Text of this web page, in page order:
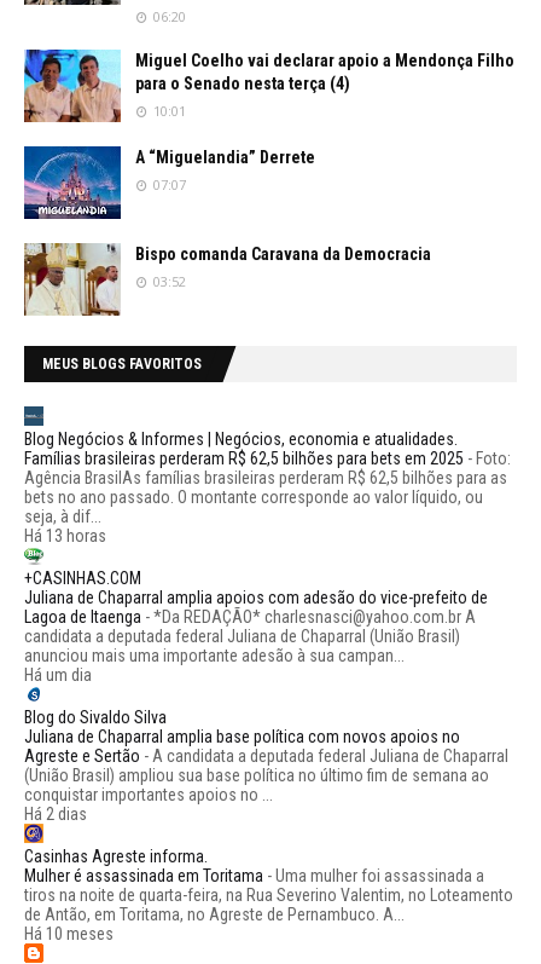
06:20
Miguel Coelho vai declarar apoio a Mendonça Filho
para o Senado nesta terça (4)
10:01
A “Miguelandia” Derrete
07:07
Bispo comanda Caravana da Democracia
03:52
MEUS BLOGS FAVORITOS
Blog Negócios & Informes | Negócios, economia e atualidades.
Famílias brasileiras perderam R$ 62,5 bilhões para bets em 2025 - Foto:
Agência BrasilAs famílias brasileiras perderam R$ 62,5 bilhões para as
bets no ano passado. O montante corresponde ao valor líquido, ou
seja, à dif...
Há 13 horas
+CASINHAS.COM
Juliana de Chaparral amplia apoios com adesão do vice-prefeito de
Lagoa de Itaenga -*Da REDAÇÃO* charlesnasci@yahoo.com.br A
candidata a deputada federal Juliana de Chaparral (União Brasil)
anunciou mais uma importante adesão à sua campan...
Há um dia
Blog do Sivaldo Silva
Juliana de Chaparral amplia base política com novos apoios no
Agreste e Sertão - A candidata a deputada federal Juliana de Chaparral
(União Brasil) ampliou sua base política no último fim de semana ao
conquistar importantes apoios no ...
Há 2 dias
Casinhas Agreste informa.
Mulher é assassinada em Toritama -Uma mulher foi assassinada a
tiros na noite de quarta-feira, na Rua Severino Valentim, no Loteamento
de Antão, em Toritama, no Agreste de Pernambuco. A...
Há 10 meses